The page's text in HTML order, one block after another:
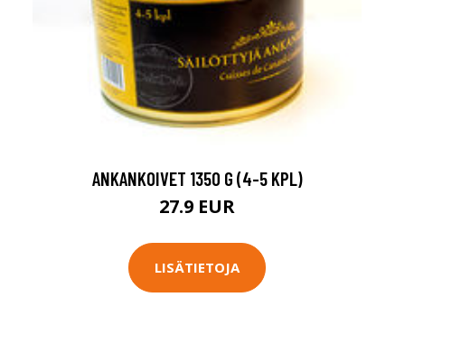
ANKANKOIVET 1350 G (4-5 KPL)
27.9 EUR
LISÄTIETOJA